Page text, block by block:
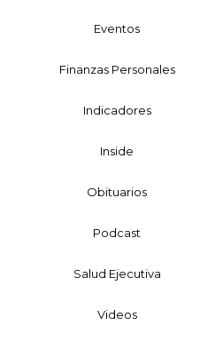
Eventos
Finanzas Personales
Indicadores
Inside
Obituarios
Podcast
Salud Ejecutiva
Videos